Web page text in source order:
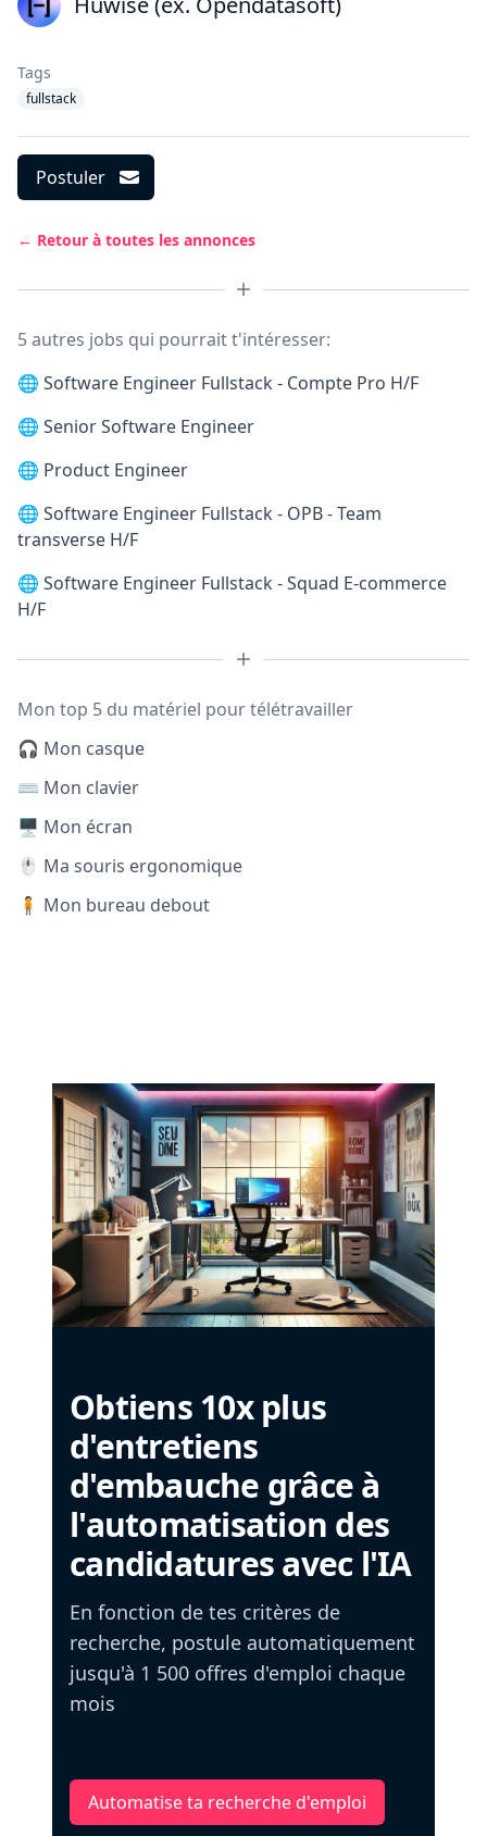
Tags
fullstack
Postuler
← Retour à toutes les annonces
5 autres jobs qui pourrait t'intéresser:
🌐 Software Engineer Fullstack - Compte Pro H/F
🌐 Senior Software Engineer
🌐 Product Engineer
🌐 Software Engineer Fullstack - OPB - Team
transverse H/F
🌐 Software Engineer Fullstack - Squad E-commerce
H/F
Mon top 5 du matériel pour télétravailler
🎧 Mon casque
⌨️ Mon clavier
🖥️ Mon écran
🖱️ Ma souris ergonomique
🧍 Mon bureau debout
Obtiens 10x plus
d'entretiens
d'embauche grâce à
l'automatisation des
candidatures avec l'IA
En fonction de tes critères de
recherche, postule automatiquement
jusqu'à 1 500 offres d'emploi chaque
mois
Automatise ta recherche d'emploi